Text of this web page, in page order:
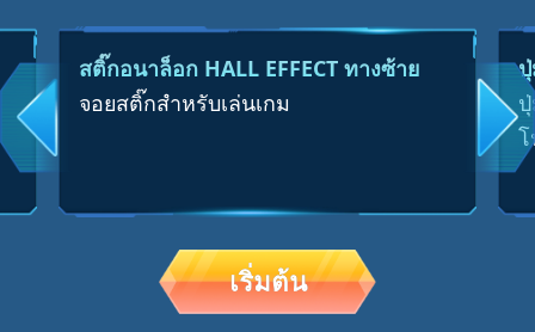
สติ๊กอนาล็อก HALL EFFECT ทางซ้าย
จอยสติ๊กสำหรับเล่นเกม
เริ่มต้น